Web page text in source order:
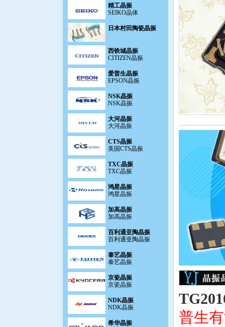
SEIKO晶体
日本村田陶瓷晶振
CITIZEN晶振
爱普生晶振
EPSON晶振
NSK晶振
NSK晶振
大河晶振
大河晶振
CTS晶振
美国CTS晶振
TXC晶振
TXC晶振
鸿星晶振
鸿星晶振
加高晶振
加高晶振
百利通亚陶晶振
百利通亚陶晶振
泰艺晶振
泰艺晶振
京瓷晶振
京瓷晶振
NDK晶振
NDK晶振
希华晶振
希华晶振
普生